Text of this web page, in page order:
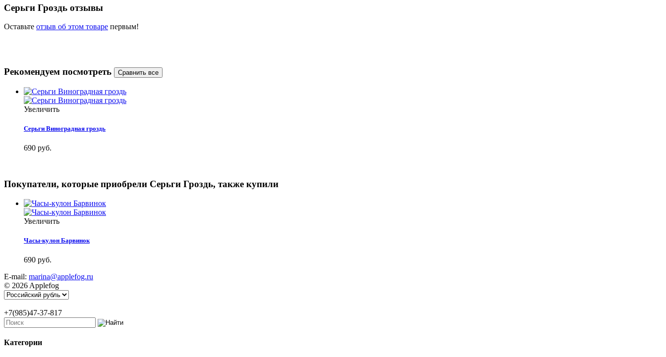
Серьги Гроздь отзывы
Оставьте отзыв об этом товаре первым!
Рекомендуем посмотреть
Увеличить
Серьги Виноградная гроздь
690 руб.
Покупатели, которые приобрели Серьги Гроздь, также купили
Увеличить
Часы-кулон Барвинок
690 руб.
E-mail: marina@applefog.ru
© 2026 Applefog
+7(985)47-37-817
Категории